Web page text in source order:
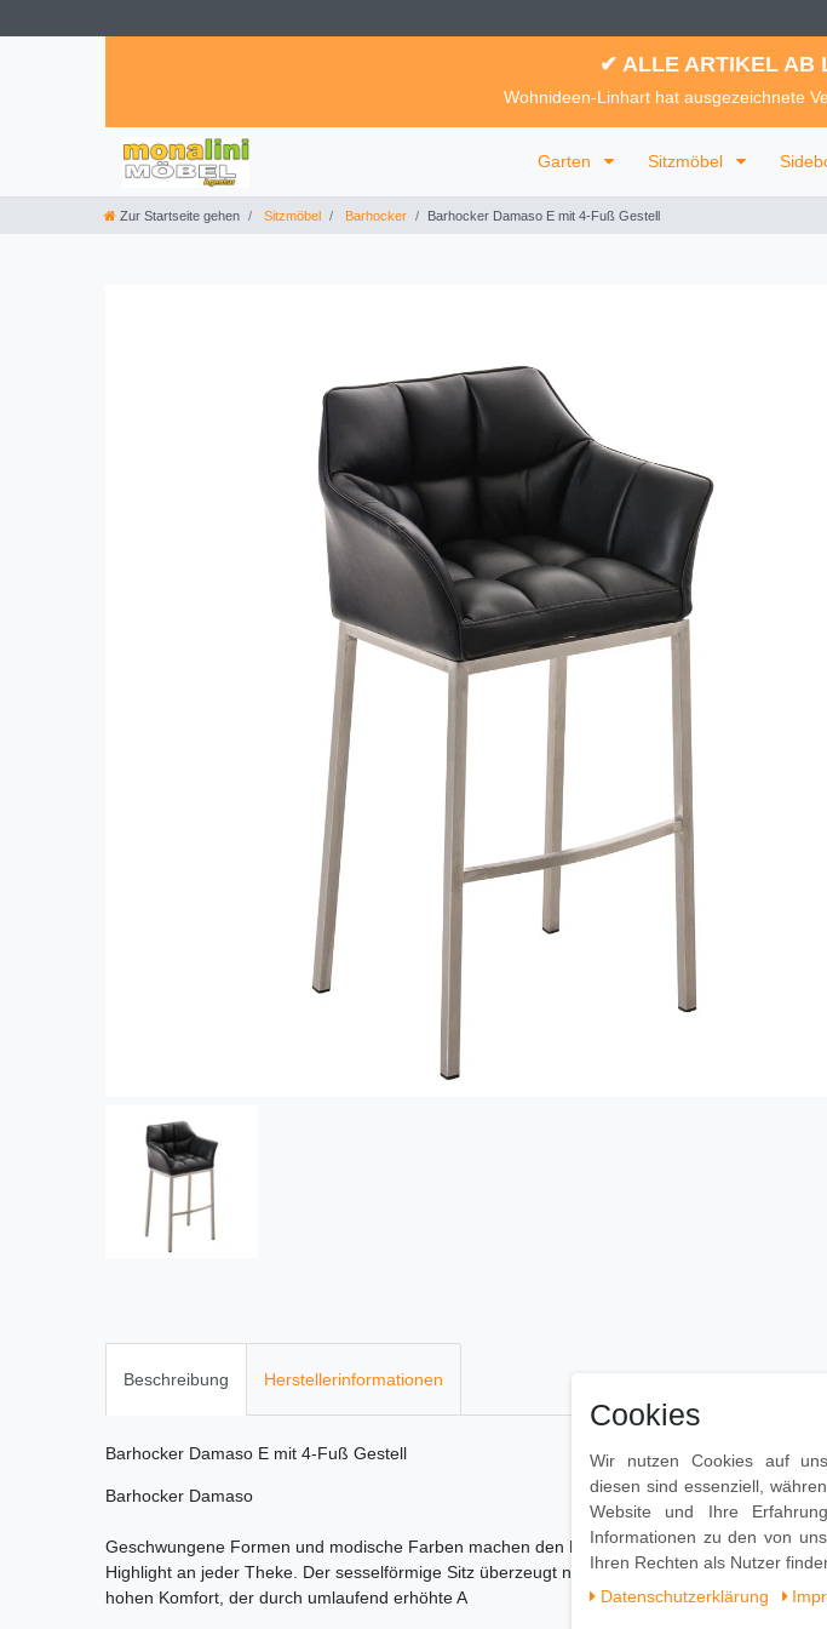
✔ ALLE ARTIKEL AB
Wohnideen-Linhart hat ausgezeichnete
Garten Sitzmöbel
Zur Startseite gehen Sitzmöbel Barhocker Barhocker Damaso E mit 4-Fuß Gestell
Beschreibung Herstellerinformationen
Barhocker Damaso E mit 4-Fuß Gestell
Barhocker Damaso
Geschwungene Formen und modische Farben machen den Barhocker Damaso zu einem
Highlight an jeder Theke. Der sesselförmige Sitz überzeugt neben seiner modernen Optik
hohen Komfort, der durch umlaufend erhöhte A
Cookies
Wir nutzen Cookies auf
diesen sind essenziell,
Website und Ihre
Informationen zu den von
Ihren Rechten als Nutzer
Daten­schutz­erklärung